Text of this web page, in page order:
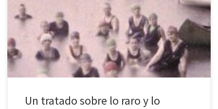
titulado Lo raro y lo espeluznante. En menos de doscientas
páginas, define, analiza y esclarece las diferencias entre estos dos
conceptos. Si lo raro (weird) tiene relación con lo que no debería
de estar allí, lo espeluznante (eerie) se […]
Un tratado sobre lo raro y lo